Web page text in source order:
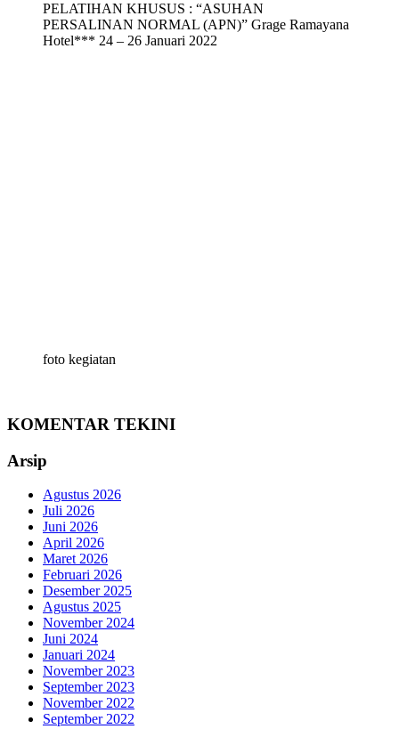
PELATIHAN KHUSUS : “ASUHAN
PERSALINAN NORMAL (APN)” Grage Ramayana
Hotel*** 24 – 26 Januari 2022
foto kegiatan
KOMENTAR TEKINI
Arsip
Agustus 2026
Juli 2026
Juni 2026
April 2026
Maret 2026
Februari 2026
Desember 2025
Agustus 2025
November 2024
Juni 2024
Januari 2024
November 2023
September 2023
November 2022
September 2022